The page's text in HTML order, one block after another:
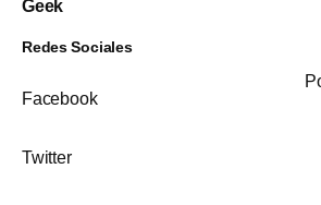
Geek
Redes Sociales
Facebook
Twitter